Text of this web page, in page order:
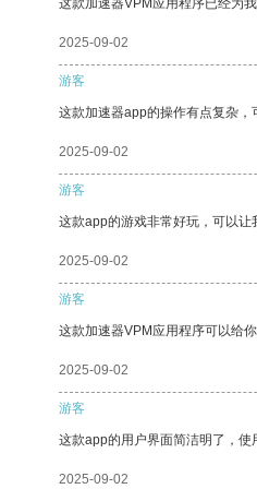
这款加速器VPM应用程序已经为
2025-09-02
游客
这款加速器app的操作有点复杂，
2025-09-02
游客
这款app的游戏非常好玩，可以让
2025-09-02
游客
这款加速器VPM应用程序可以给
2025-09-02
游客
这款app的用户界面简洁明了，使
2025-09-02